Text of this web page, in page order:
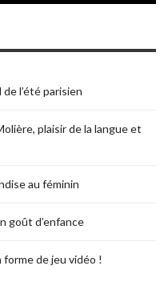
l’été parisien
plaisir de la langue et
au féminin
goût d’enfance
de jeu vidéo !